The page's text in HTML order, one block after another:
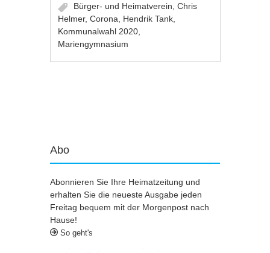
Bürger- und Heimatverein ,Chris
Helmer,Corona Hendrik Tank
Kommunalwahl 2020
Mariengymnasium
Abo
Abonnieren Sie Ihre Heimatzeitung und
erhalten Sie die neueste Ausgabe jeden
Freitag bequem mit der Morgenpost nach
Hause!
So geht's